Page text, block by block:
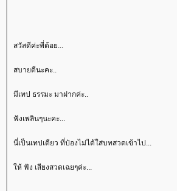
สวัสดีค่ะพี่ต้อย...
สบายดีนะคะ..
มีเทป ธรรมะ มาฝากค่ะ..
ฟังเพลินๆนะคะ...
นี่เป็นเทปเดียว ที่ป๋องไม่ได้ใส่บทสวดเข้าไป...
ห้ ฟัง เสียงสวดเฉยๆค่ะ...